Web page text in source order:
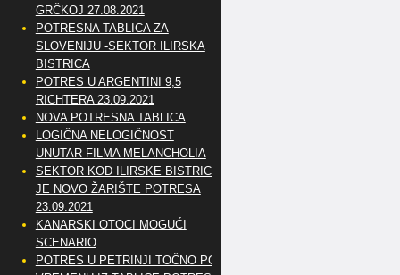
GRČKOJ 27.08.2021
POTRESNA TABLICA ZA
SLOVENIJU -SEKTOR ILIRSKA
BISTRICA
POTRES U ARGENTINI 9,5
RICHTERA 23.09.2021
NOVA POTRESNA TABLICA
LOGIČNA NELOGIČNOST
UNUTAR FILMA MELANCHOLIA
SEKTOR KOD ILIRSKE BISTRICE
JE NOVO ŽARIŠTE POTRESA
23.09.2021
KANARSKI OTOCI MOGUĆI
SCENARIO
POTRES U PETRINJI TOČNO PO